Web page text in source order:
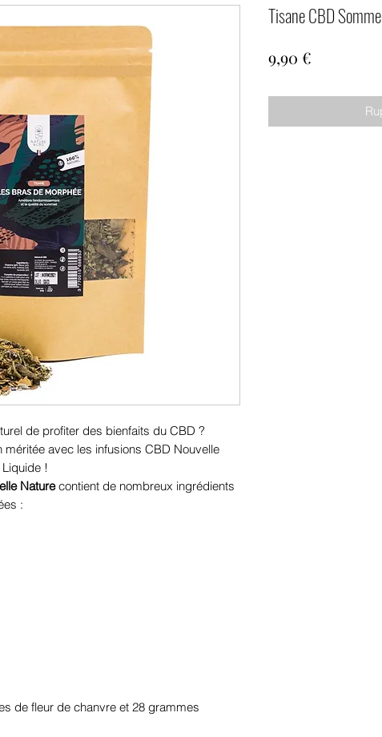
de profiter des bienfaits du CBD ?
avec les infusions CBD Nouvelle
!
Naturecontient de nombreux ingrédients
:
de fleur de chanvre et 28 grammes
Tisane CBD
9,90 €